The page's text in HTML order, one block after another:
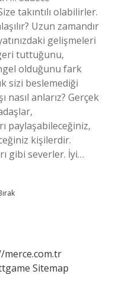
takıntılı olabilirler.
Uzun zamandır
gelişmeleri
tuttuğunu,
olduğunu fark
sizi beslemediği
nasıl anlarız? Gerçek
paylaşabileceğiniz,
kişilerdir.
gibi severler. İyi…
merce.com.tr
Sitemap